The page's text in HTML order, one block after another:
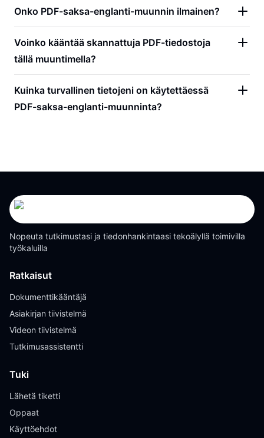
Onko PDF-saksa-englanti-muunnin ilmainen?
Voinko kääntää skannattuja PDF-tiedostoja
tällä muuntimella?
Kuinka turvallinen tietojeni on käytettäessä
PDF-saksa-englanti-muunninta?
Nopeuta tutkimustasi ja tiedonhankintaasi tekoälyllä toimivilla
työkaluilla
Ratkaisut
Dokumenttikääntäjä
Asiakirjan tiivistelmä
Videon tiivistelmä
Tutkimusassistentti
Tuki
Lähetä tiketti
Oppaat
Käyttöehdot